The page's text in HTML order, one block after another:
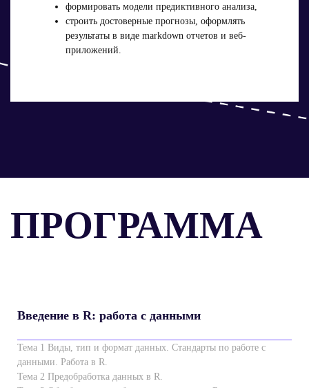
формировать модели предиктивного анализа,
строить достоверные прогнозы, оформлять
результаты в виде markdown отчетов и веб-
приложений.
ПРОГРАММА
Введение в R: работа с данными
Тема 1 Виды, тип и формат данных. Стандарты по работе с
данными. Работа в R.
Тема 2 Предобработка данных в R.